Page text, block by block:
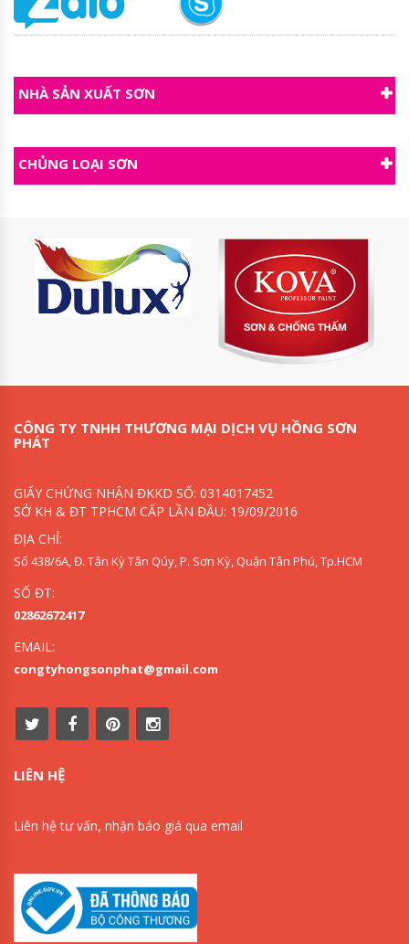
NHÀ SẢN XUẤT SƠN
CHỦNG LOẠI SƠN
CÔNG TY TNHH THƯƠNG MẠI DỊCH VỤ HỒNG SƠN
PHÁT
GIẤY CHỨNG NHẬN ĐKKD SỐ: 0314017452
SỞ KH & ĐT TPHCM CẤP LẦN ĐẦU: 19/09/2016
ĐỊA CHỈ:
Số 438/6A, Đ. Tân Kỳ Tân Qúy, P. Sơn Kỳ, Quận Tân Phú, Tp.HCM
SỐ ĐT:
02862672417
EMAIL:
congtyhongsonphat@gmail.com
LIÊN HỆ
Liên hệ tư vấn, nhận báo giá qua email